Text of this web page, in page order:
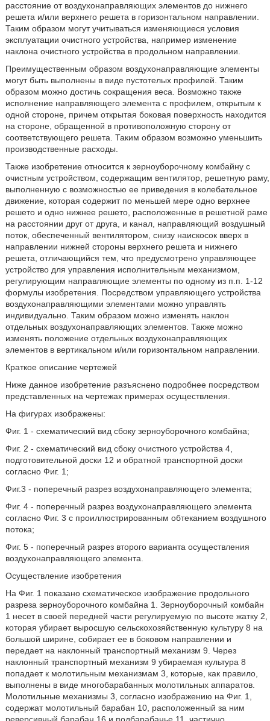
расстояние от воздухонаправляющих элементов до нижнего
решета и/или верхнего решета в горизонтальном направлении.
Таким образом могут учитываться изменяющиеся условия
эксплуатации очистного устройства, например изменение
наклона очистного устройства в продольном направлении.
Преимущественным образом воздухонаправляющие элементы
могут быть выполнены в виде пустотелых профилей. Таким
образом можно достичь сокращения веса. Возможно также
исполнение направляющего элемента с профилем, открытым к
одной стороне, причем открытая боковая поверхность находится
на стороне, обращенной в противоположную сторону от
соответствующего решета. Таким образом возможно уменьшить
производственные расходы.
Также изобретение относится к зерноуборочному комбайну с
очистным устройством, содержащим вентилятор, решетную раму,
выполненную с возможностью ее приведения в колебательное
движение, которая содержит по меньшей мере одно верхнее
решето и одно нижнее решето, расположенные в решетной раме
на расстоянии друг от друга, и канал, направляющий воздушный
поток, обеспеченный вентилятором, снизу наискосок вверх в
направлении нижней стороны верхнего решета и нижнего
решета, отличающийся тем, что предусмотрено управляющее
устройство для управления исполнительным механизмом,
регулирующим направляющие элементы по одному из п.п. 1-12
формулы изобретения. Посредством управляющего устройства
воздухонаправляющими элементами можно управлять
индивидуально. Таким образом можно изменять наклон
отдельных воздухонаправляющих элементов. Также можно
изменять положение отдельных воздухонаправляющих
элементов в вертикальном и/или горизонтальном направлении.
Краткое описание чертежей
Ниже данное изобретение разъяснено подробнее посредством
представленных на чертежах примерах осуществления.
На фигурах изображены:
Фиг. 1 - схематический вид сбоку зерноуборочного комбайна;
Фиг. 2 - схематический вид сбоку очистного устройства 4,
подготовительной доски 12 и обратной транспортной доски
согласно Фиг. 1;
Фиг.3 - поперечный разрез воздухонаправляющего элемента;
Фиг. 4 - поперечный разрез воздухонаправляющего элемента
согласно Фиг. 3 с проиллюстрированным обтеканием воздушного
потока;
Фиг. 5 - поперечный разрез второго варианта осуществления
воздухонаправляющего элемента.
Осуществление изобретения
На Фиг. 1 показано схематическое изображение продольного
разреза зерноуборочного комбайна 1. Зерноуборочный комбайн
1 несет в своей передней части регулируемую по высоте жатку 2,
которая убирает выросшую сельскохозяйственную культуру 8 на
большой ширине, собирает ее в боковом направлении и
передает на наклонный транспортный механизм 9. Через
наклонный транспортный механизм 9 убираемая культура 8
попадает к молотильным механизмам 3, которые, как правило,
выполнены в виде многобарабанных молотильных аппаратов.
Молотильные механизмы 3, согласно изображению на Фиг. 1,
содержат молотильный барабан 10, расположенный за ним